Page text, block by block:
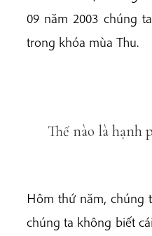
09 năm 2003 chúng
trong khóa mùa Thu.
Thế nào là hạnh
Hôm thứ năm, chúng
chúng ta không biết